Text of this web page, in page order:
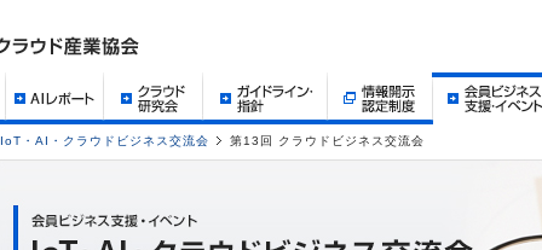
IoT・AI・クラウドビジネス交流会 第13回 クラウドビジネス交流会